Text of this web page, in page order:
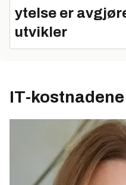
ytelse er
utvikler
IT-